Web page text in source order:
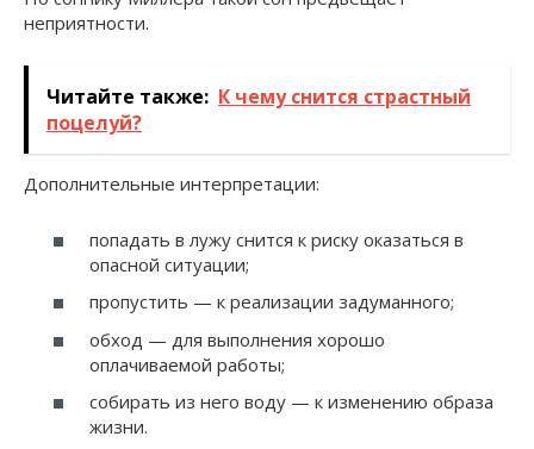
неприятности.
Читайте также: К чему снится страстный
поцелуй?
Дополнительные интерпретации:
попадать в лужу снится к риску оказаться в
опасной ситуации;
пропустить — к реализации задуманного;
обход — для выполнения хорошо
оплачиваемой работы;
собирать из него воду — к изменению образа
жизни.